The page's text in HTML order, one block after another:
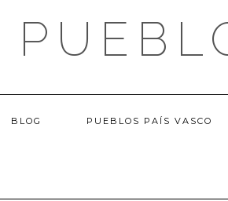
BLOG PUEBLOS PAÍS VASCO